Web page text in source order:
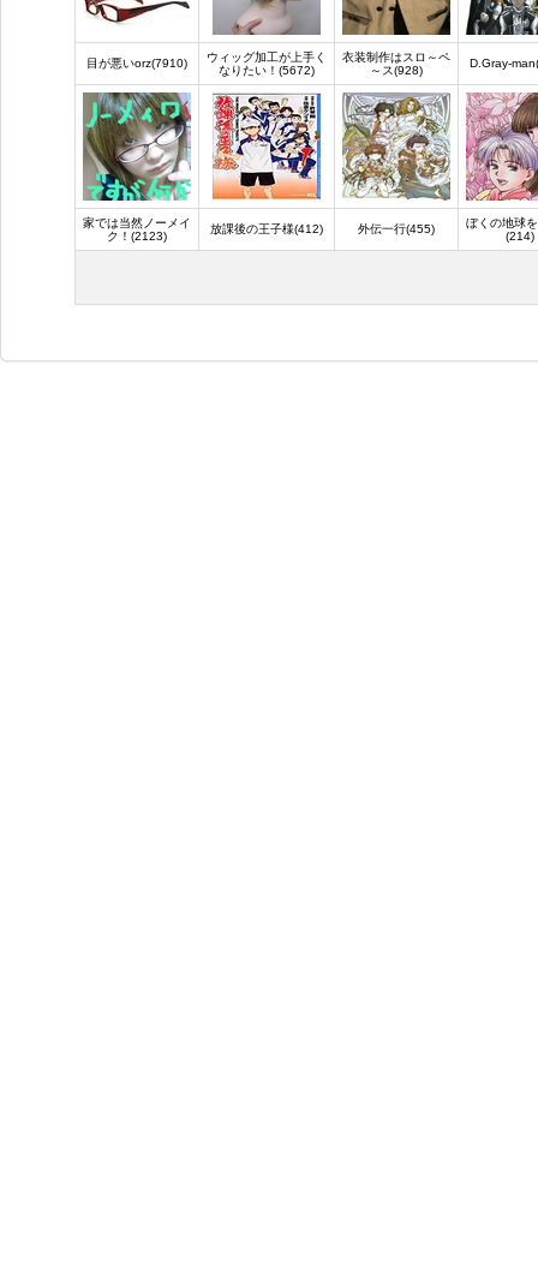
目が悪いorz(7910)
ウィッグ加工が上手く
なりたい！(5672)
衣装制作はスロ～ペ
～ス(928)
D.Gray-
家では当然ノーメイ
ク！(2123)
放課後の王子様(412) 外伝一行(455)
ぼくの地球
(214)